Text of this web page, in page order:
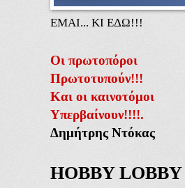
ΕΜΑΙ... ΚΙ ΕΔΩ!!!
Οι πρωτοπόροι
Πρωτοτυπούν!!!
Και οι καινοτόμοι
Υπερβαίνουν!!!!.
Δημήτρης Ντόκας
HOBBY LOBBY